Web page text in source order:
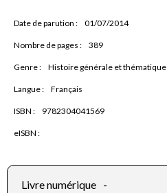
Date de parution : 01/07/2014
Nombre de pages : 389
Genre : Histoire générale et thématique
Langue : Français
ISBN : 9782304041569
eISBN :
Livre numérique -